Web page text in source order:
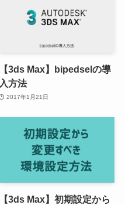
【3ds Max】bipedselの導
入方法
2017年1月21日
【3ds Max】初期設定から